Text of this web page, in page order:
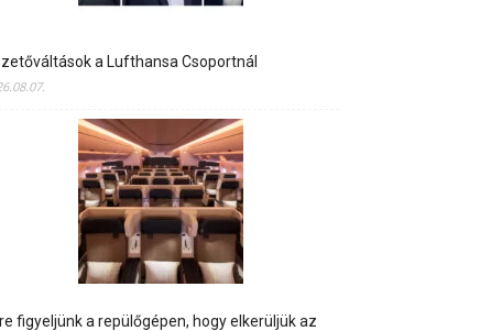
a Lufthansa Csoportnál
figyeljünk a repülőgépen, hogy elkerüljük az